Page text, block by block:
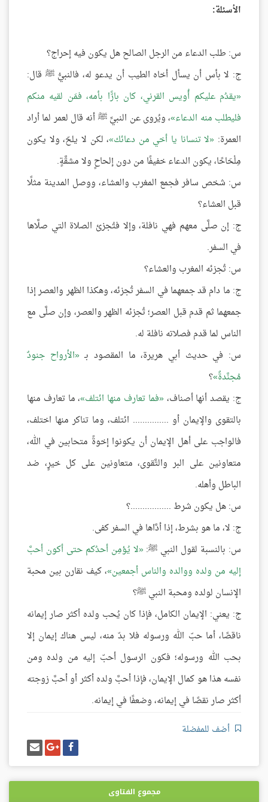
الأسئلة:
س: طلب الدعاء من الرجل الصالح هل يكون فيه إحراج؟
ج: لا بأس أن يسأل أخاه الطيب أن يدعو له، فالنبيُّ ﷺ قال:
يقدُم عليكم أُويس القرني، كان بارًّا بأمه، فمَن لقيه منكم
فليطلب منه الدعاء ، ويُروى عن النبيِّ ﷺ أنه قال لعمر لما أراد
العمرة: لا تنسانا يا أخي من دعائك ، لكن لا يلحّ، ولا يكون
مِلْحَاحًا، يكون الدعاء خفيفًا من دون إلحاحٍ ولا مشقَّةٍ.
س: شخص سافر فجمع المغرب والعشاء، ووصل المدينة مثلًا
قبل العشاء؟
ج: إن صلَّى معهم فهي نافلة، وإلا فتُجزئ الصلاة التي صلَّاها
في السفر.
س: تُجزئه المغرب والعشاء؟
ج: ما دام قد جمعهما في السفر تُجزئه، وهكذا الظهر والعصر إذا
جمعهما ثم قدم قبل العصر؛ تُجزئه الظهر والعصر، وإن صلَّى مع
الناس لما قدم فصلاته نافلة له.
س: في حديث أبي هريرة، ما المقصود بـ الأرواح جنودٌ
مُجنَّدةٌ ؟
ج: يقصد أنها أصناف، فما تعارف منها ائتلف ، ما تعارف منها
بالتقوى والإيمان أو ............... ائتلف، وما تناكر منها اختلف،
فالواجب على أهل الإيمان أن يكونوا إخوةً متحابين في الله،
متعاونين على البر والتَّقوى، متعاونين على كل خيرٍ، ضد
الباطل وأهله.
س: هل يكون شرط .................؟
ج: لا، ما هو بشرط، إذا أدَّاها في السفر كفى.
س: بالنسبة لقول النبي ﷺ: لا يُؤمِن أحدُكم حتى أكون أحبَّ
إليه من ولده ووالده والناس أجمعين ، كيف نقارن بين محبة
الإنسان لولده ومحبة النبي ﷺ؟
ج: يعني: الإيمان الكامل، فإذا كان يُحب ولده أكثر صار إيمانه
ناقصًا، أما حبّ الله ورسوله فلا بدّ منه، ليس هناك إيمان إلا
بحب الله ورسوله؛ فكون الرسول أحبّ إليه من ولده ومن
نفسه هذا هو كمال الإيمان، فإذا أحبَّ ولده أكثر أو أحبَّ زوجته
أكثر صار نقصًا في إيمانه، وضعفًا في إيمانه.
أضف للمفضلة
شارك
على
فيسبوك
شارك
على
غوغل
بلس
إرسل
إيميل
مجموع الفتاوى